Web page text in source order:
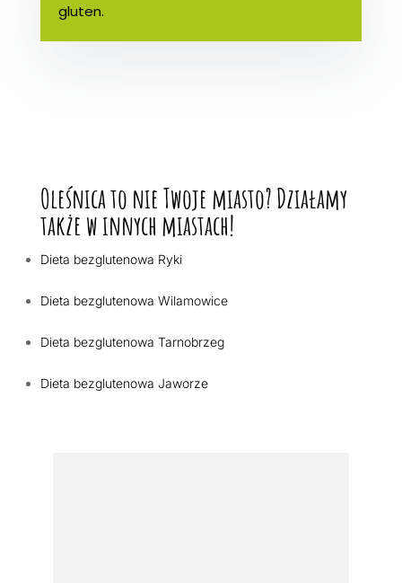
gluten.
Oleśnica to nie Twoje miasto? Działamy
także w innych miastach!
Dieta bezglutenowa Ryki
Dieta bezglutenowa Wilamowice
Dieta bezglutenowa Tarnobrzeg
Dieta bezglutenowa Jaworze